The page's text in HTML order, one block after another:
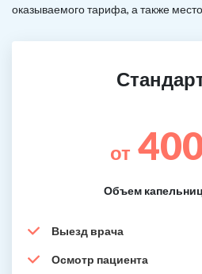
оказываемого тарифа, а также
от
Объем
Выезд врача
Осмотр пациента